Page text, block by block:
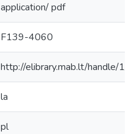
application/ pdf
F139-4060
http://elibrary.mab.lt/handle/1/
la
pl